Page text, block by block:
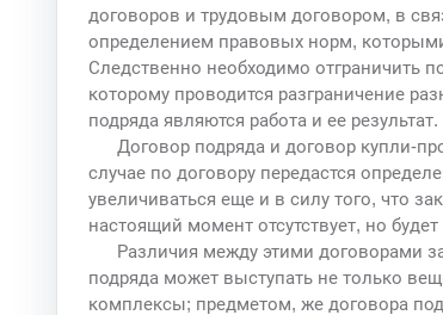
договоров и трудовым договором, в
определением правовых норм,
Следственно необходимо отграничить
которому проводится разграничение
подряда являются работа и ее результат.
Договор подряда и договор купли-
случае по договору передастся
увеличиваться еще и в силу того, что
настоящий момент отсутствует, но
Различия между этими договорами
подряда может выступать не только
комплексы; предметом, же договора